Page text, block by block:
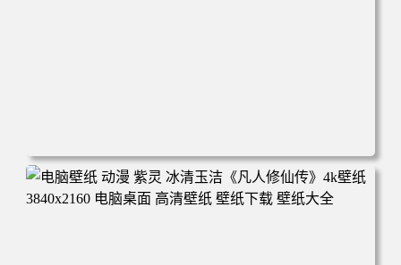
电脑壁纸 动漫 凡人修仙传 韩立 结婴 4k壁纸 3840x2160 电
脑桌面 高清壁纸 壁纸下载 壁纸大全